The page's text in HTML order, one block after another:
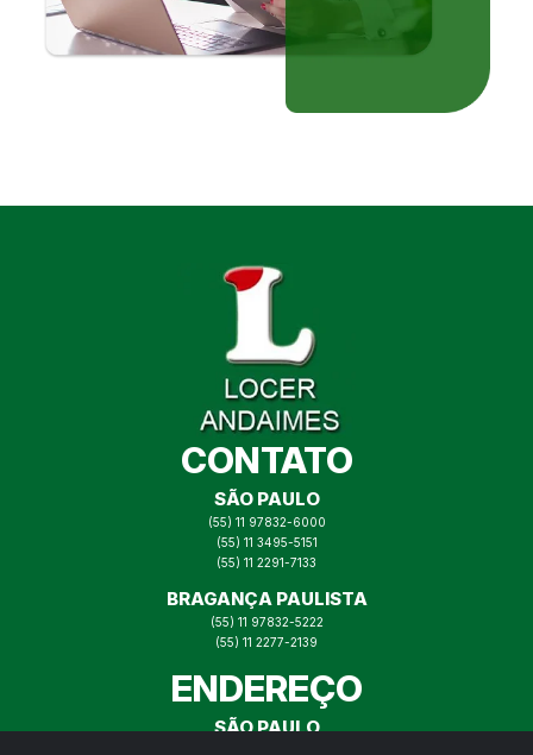
CONTATO
SÃO PAULO
(55) 11 97832-6000
(55) 11 3495-5151
(55) 11 2291-7133
BRAGANÇA PAULISTA
(55) 11 97832-5222
(55) 11 2277-2139
ENDEREÇO
SÃO PAULO